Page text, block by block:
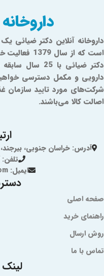
داروخانه آنلاین دکتر ضیائی
است که از
دکتر ضیائی با
دارویی و مکمل دسترسی
شرکت‌های مورد تایید سازمان
اصالت کالا می‌باشند.
آدرس: خراسان جنوبی، بیرجند،
تلفن: 05632041077
ایمیل: info@drziaee.com
صفحه اصلی
راهنمای خرید
روش ارسال
تماس با ما